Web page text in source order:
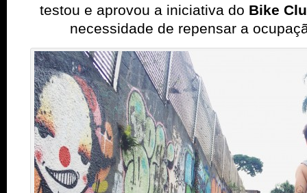
testou e aprovou a iniciativa do Bike
necessidade de repensar a